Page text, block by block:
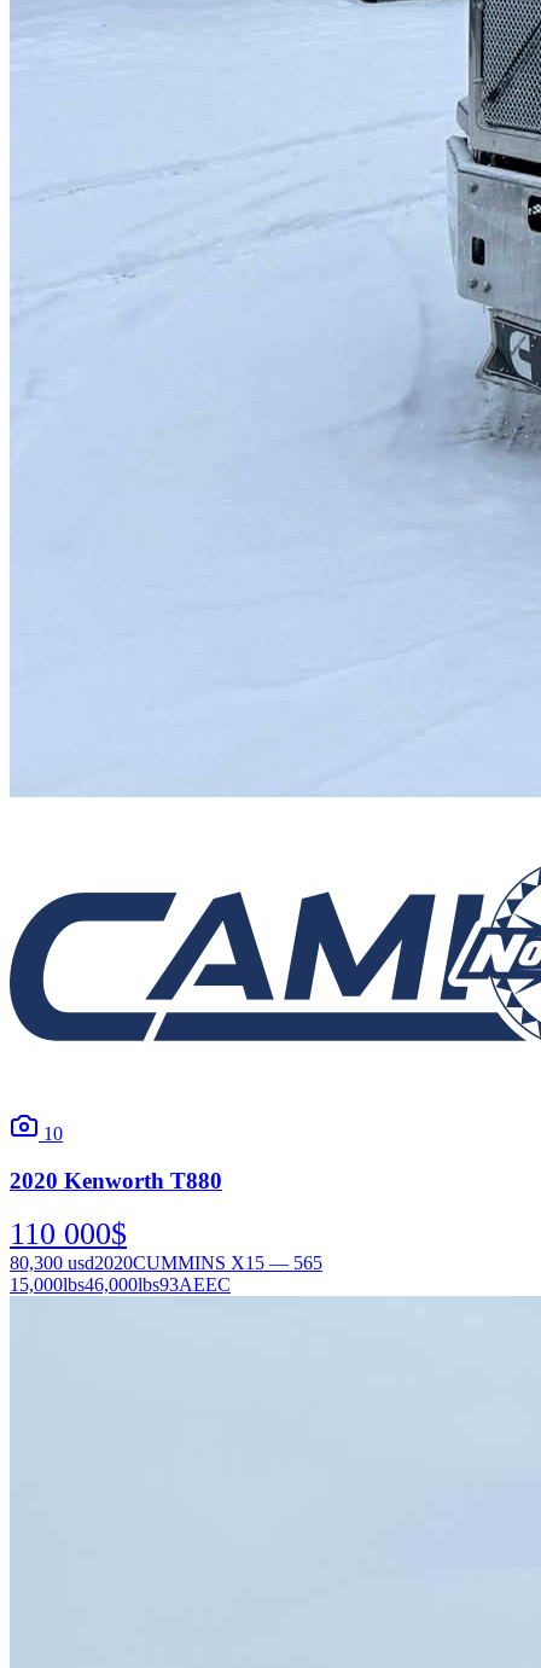
10
2020 Kenworth T880
110 000$
80,300 usd2020CUMMINS X15 — 565
15,000lbs46,000lbs93AEEC